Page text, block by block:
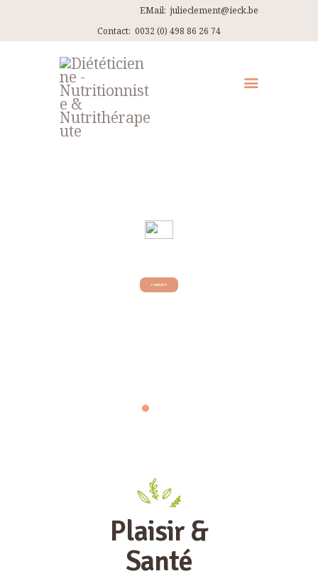
EMail: julieclement@ieck.be
Contact: 0032 (0) 498 86 26 74
QUI SUIS-JE ?
CONSULTATIONS
CONTACT ET ITINÉRAIRES
Plaisir &
Santé